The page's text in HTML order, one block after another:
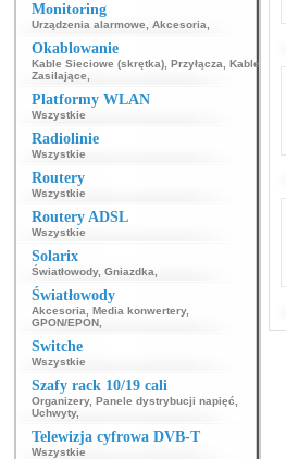
Monitoring
Urządzenia alarmowe Akcesoria
Okablowanie
Kable Sieciowe (skrętka) Przyłącza
Kable
Zasilające
Platformy WLAN
Wszystkie
Radiolinie
Wszystkie
Routery
Wszystkie
Routery ADSL
Wszystkie
Solarix
Światłowody, Gniazdka
Światłowody
Akcesoria Media konwertery,
GPON/EPON
Switche
Wszystkie
Szafy rack 10/19 cali
Organizery, Panele dystrybucji napięć
Uchwyty,
Telewizja cyfrowa DVB-T
Wszystkie